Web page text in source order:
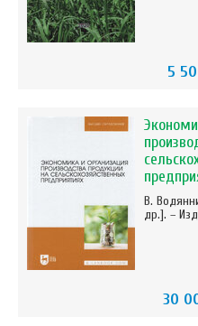
5
В.
др.]. –
30